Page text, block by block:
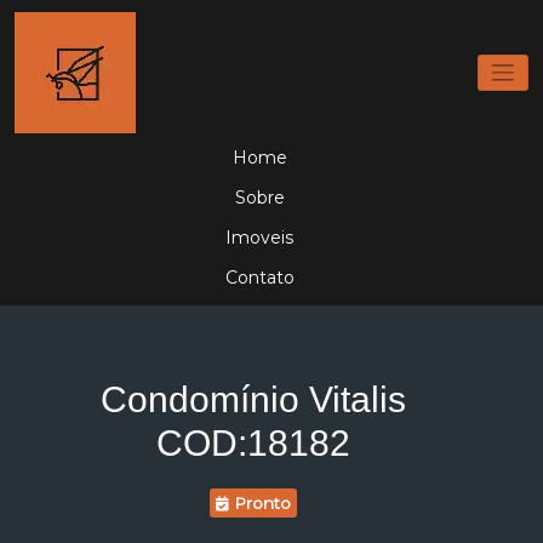
Home
Sobre
Imoveis
Contato
Condomínio Vitalis
COD:18182
Pronto